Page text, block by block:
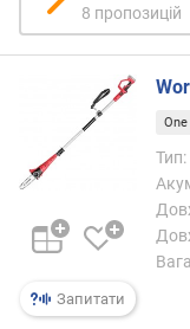
)
б
'
м
п
8 пропозицій
Запитати
One
Тип: